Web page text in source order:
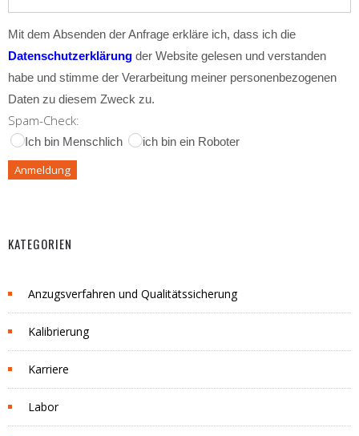
Mit dem Absenden der Anfrage erkläre ich, dass ich die
Datenschutzerklärung der Website gelesen und verstanden
habe und stimme der Verarbeitung meiner personenbezogenen
Daten zu diesem Zweck zu.
Spam-Check:
Ich bin Menschlich ich bin ein Roboter
KATEGORIEN
Anzugsverfahren und Qualitätssicherung
Kalibrierung
Karriere
Labor